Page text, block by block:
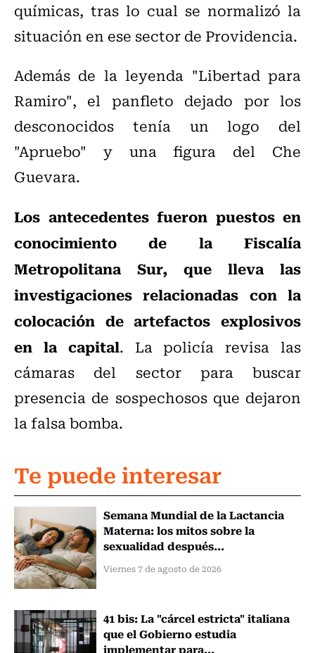
químicas, tras lo cual se normalizó la
situación en ese sector de Providencia.
Además de la leyenda "Libertad para
Ramiro", el panfleto dejado por los
desconocidos tenía un logo del
"Apruebo" y una figura del Che
Guevara.
Los antecedentes fueron puestos en
conocimiento de la Fiscalía
Metropolitana Sur, que lleva las
investigaciones relacionadas con la
colocación de artefactos explosivos
en la capital. La policía revisa las
cámaras del sector para buscar
presencia de sospechosos que dejaron
la falsa bomba.
Te puede interesar
Semana Mundial de la Lactancia
Materna: los mitos sobre la
sexualidad después...
Viernes 7 de agosto de 2026
41 bis: La "cárcel estricta" italiana
que el Gobierno estudia
implementar para...